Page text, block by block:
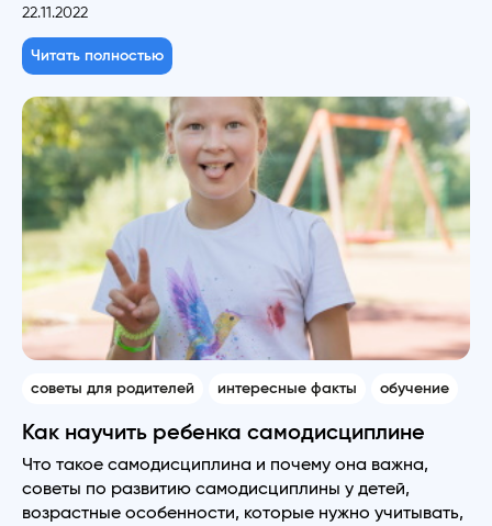
22.11.2022
Читать полностью
советы для родителей интересные факты обучение
Как научить ребенка самодисциплине
Что такое самодисциплина и почему она важна,
советы по развитию самодисциплины у детей,
возрастные особенности, которые нужно учитывать,